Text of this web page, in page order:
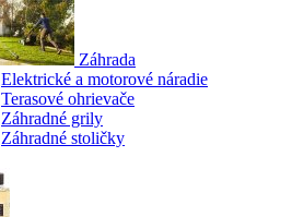
Záhrada
Elektrické a motorové náradie
Terasové ohrievače
Záhradné grily
Záhradné stoličky